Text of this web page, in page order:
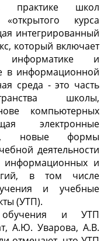
школ
курса
интегрированный
который включает
и
в информационной
среда - это часть
школы,
компьютерных
электронные
новые формы
деятельности
информационных и
в том числе
и учебные
(УТП).
обучения и УТП
А.Ю. Уварова, А.В.